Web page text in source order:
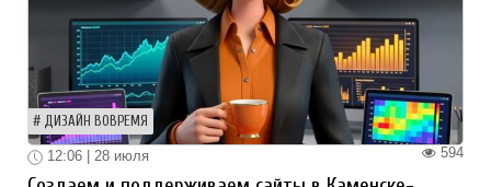
ДИЗАЙН ВОВРЕМЯ
594
12:06 | 28 июля